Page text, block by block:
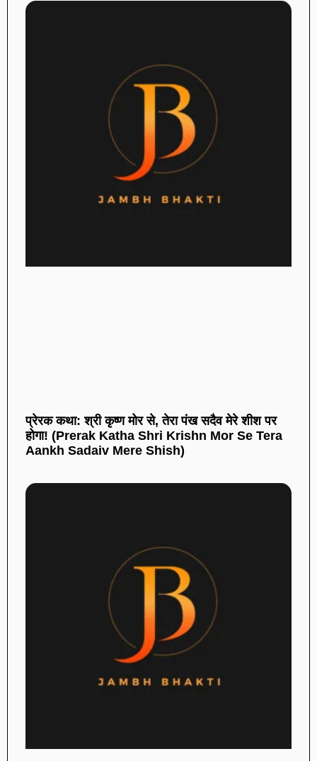
प्रेरक कथा: श्री कृष्ण मोर से, तेरा पंख सदैव मेरे शीश पर
होगा! (Prerak Katha Shri Krishn Mor Se Tera
Aankh Sadaiv Mere Shish)